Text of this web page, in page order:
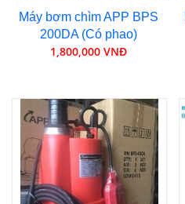
Máy bơm chìm APP BPS
200DA (Có phao)
1,800,000 VNĐ